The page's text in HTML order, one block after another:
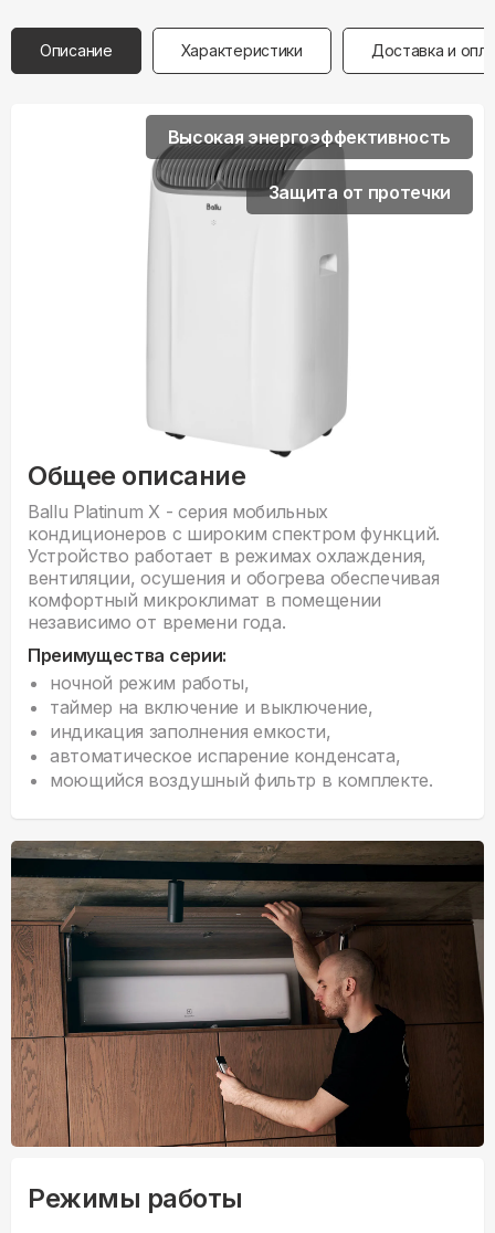
Описание Характеристики Доставка и
Общее описание
Ballu Platinum X - серия мобильных
кондиционеров с широким спектром функций.
Устройство работает в режимах охлаждения,
вентиляции, осушения и обогрева обеспечивая
комфортный микроклимат в помещении
независимо от времени года.
Преимущества серии:
ночной режим работы,
таймер на включение и выключение,
индикация заполнения емкости,
автоматическое испарение конденсата,
моющийся воздушный фильтр в комплекте.
Высокая энергоэффективность
Защита от протечки
Режимы работы